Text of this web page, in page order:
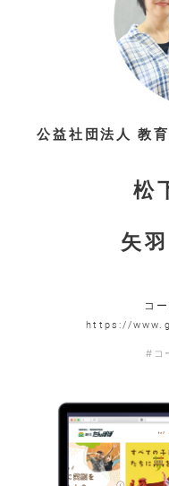
公益社団法人 教
松
矢
コ
https://
#コ